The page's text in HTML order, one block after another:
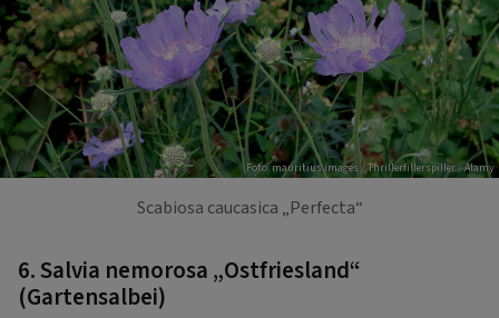
Foto: mauritius images / Thrillerfillerspiller / Alamy
Scabiosa caucasica „Perfecta“
6. Salvia nemorosa „Ostfriesland“
(Gartensalbei)